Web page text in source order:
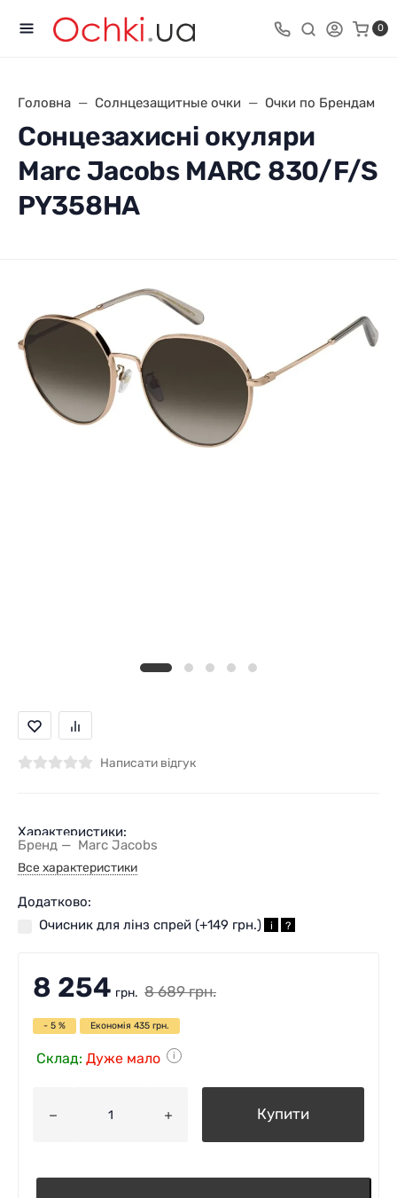
0
Головна Солнцезащитные очки Очки по Брендам
Сонцезахисні окуляри
Marc Jacobs MARC 830/F/S
PY358HA
Написати відгук
Характеристики:
Бренд
Marc Jacobs
Все характеристики
Додатково:
Очисник для лінз спрей (+149 грн.) i ?
8 254 грн. 8 689 грн.
- 5 % Економія 435 грн.
Склад: Дуже мало i
Купити